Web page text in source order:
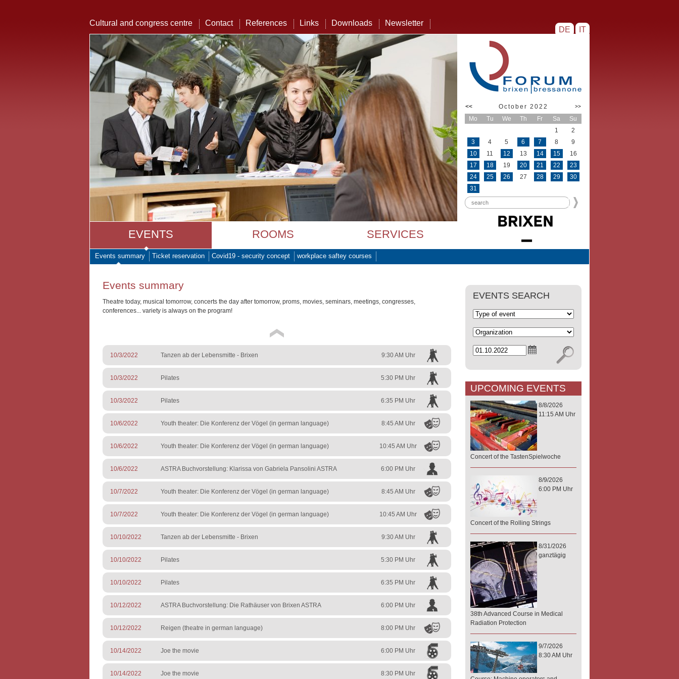
DE IT
Cultural and congress centre Contact References Links Downloads Newsletter
EVENTS ROOMS SERVICES
<< October 2022 >>
Mo Tu We Th Fr Sa
Su
1
2
3
4 5 6 7 8
9
10
11 12 13 14 15
16
17
18 19 20 21 22
23
24
25 26 27 28 29
30
31
Events summary Ticket reservation Covid19 - security concept workplace saftey courses
Events summary
Theatre today, musical tomorrow, concerts the day after tomorrow, proms, movies, seminars, meetings, congresses,
conferences... variety is always on the program!
10/3/2022 Tanzen ab der Lebensmitte - Brixen 9:30 AM Uhr
10/3/2022 Pilates 5:30 PM Uhr
10/3/2022 Pilates 6:35 PM Uhr
10/6/2022 Youth theater: Die Konferenz der Vögel (in german language) 8:45 AM Uhr
10/6/2022 Youth theater: Die Konferenz der Vögel (in german language) 10:45 AM Uhr
10/6/2022 ASTRA Buchvorstellung: Klarissa von Gabriela Pansolini ASTRA 6:00 PM Uhr
10/7/2022 Youth theater: Die Konferenz der Vögel (in german language) 8:45 AM Uhr
10/7/2022 Youth theater: Die Konferenz der Vögel (in german language) 10:45 AM Uhr
10/10/2022 Tanzen ab der Lebensmitte - Brixen 9:30 AM Uhr
10/10/2022 Pilates 5:30 PM Uhr
10/10/2022 Pilates 6:35 PM Uhr
10/12/2022 ASTRA Buchvorstellung: Die Rathäuser von Brixen ASTRA 6:00 PM Uhr
10/12/2022 Reigen (theatre in german language) 8:00 PM Uhr
10/14/2022 Joe the movie 6:00 PM Uhr
10/14/2022 Joe the movie 8:30 PM Uhr
EVENTS SEARCH
UPCOMING EVENTS
8/8/2026
11:15 AM Uhr
Concert of the TastenSpielwoche
8/9/2026
6:00 PM Uhr
Concert of the Rolling Strings
8/31/2026
ganztägig
38th Advanced Course in Medical
Radiation Protection
9/7/2026
8:30 AM Uhr